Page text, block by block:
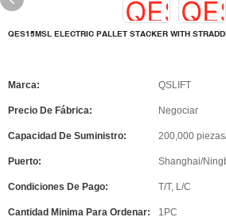
QES15MSL ELECTRIC PALLET STACKER WITH
Marca: QSLIFT
Precio De Fábrica: Negociar
Capacidad De Suministro: 200,000
Puerto: Shanghai/
Condiciones De Pago: T/T, L/C
Cantidad Minima Para Ordenar: 1PC